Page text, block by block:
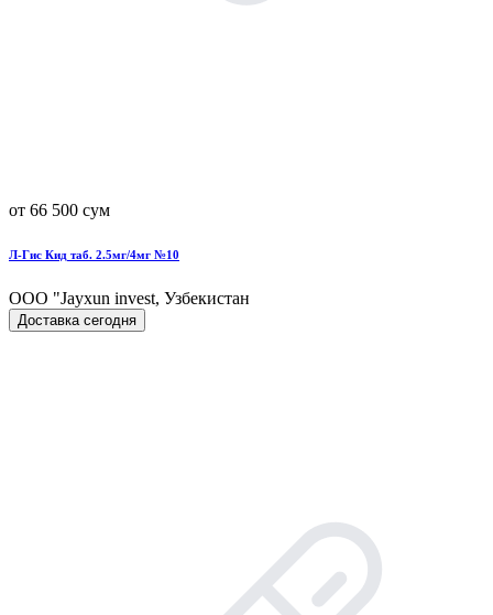
от 66 500 сум
Л-Гис Кид таб. 2.5мг/4мг №10
OOO "Jayxun invest, Узбекистан
Доставка сегодня